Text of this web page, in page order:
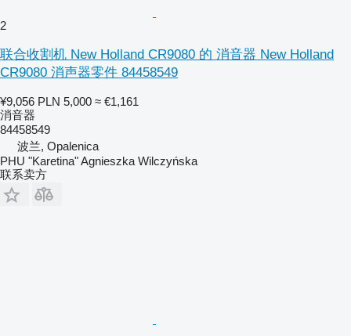
2
联合收割机 New Holland CR9080 的 消音器 New Holland
CR9080 消声器零件 84458549
¥9,056 PLN 5,000 ≈ €1,161
消音器
84458549
波兰, Opalenica
PHU "Karetina" Agnieszka Wilczyńska
联系卖方